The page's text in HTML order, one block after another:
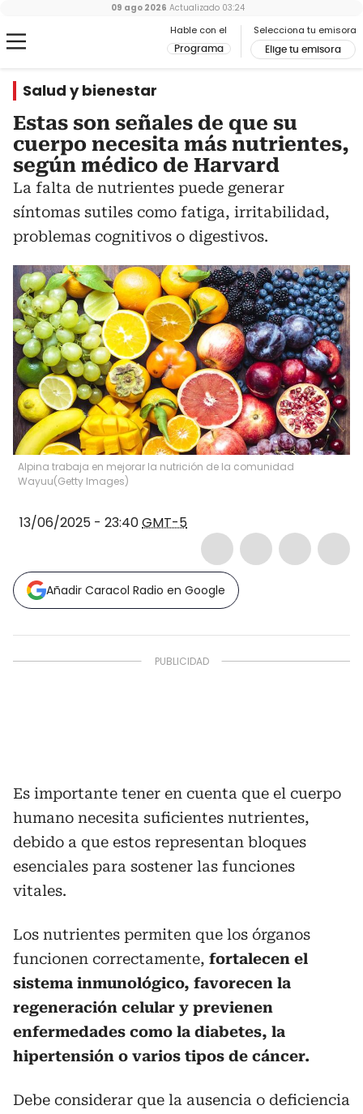
Hable con el
Programa
Selecciona tu emisora
Elige tu emisora
09 ago 2026 Actualizado 03:24
Salud y bienestar
Estas son señales de que su
cuerpo necesita más nutrientes,
según médico de Harvard
La falta de nutrientes puede generar
síntomas sutiles como fatiga, irritabilidad,
problemas cognitivos o digestivos.
Alpina trabaja en mejorar la nutrición de la comunidad
Wayuu(Getty Images)
13/06/2025 - 23:40GMT-5
Añadir Caracol Radio en Google
Es importante tener en cuenta que el cuerpo
humano necesita suficientes nutrientes,
debido a que estos representan bloques
esenciales para sostener las funciones
vitales.
Los nutrientes permiten que los órganos
funcionen correctamente, fortalecen el
sistema inmunológico, favorecen la
regeneración celular y previenen
enfermedades como la diabetes, la
hipertensión o varios tipos de cáncer.
Debe considerar que la ausencia o deficiencia